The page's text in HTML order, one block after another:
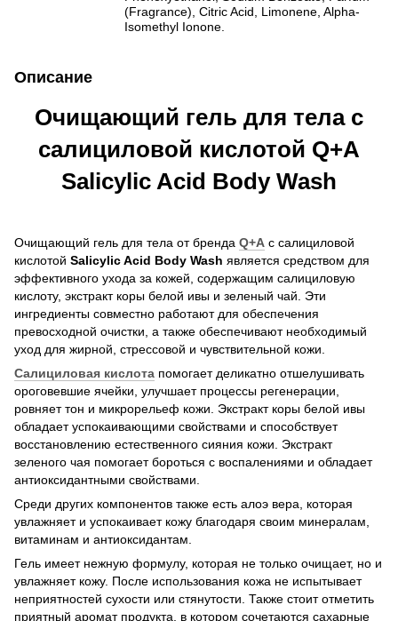
(Fragrance), Citric Acid, Limonene, Alpha-
Isomethyl Ionone.
Описание
Очищающий гель для тела с
салициловой кислотой Q+A
Salicylic Acid Body Wash
Очищающий гель для тела от бренда Q+A с салициловой
кислотой Salicylic Acid Body Wash является средством для
эффективного ухода за кожей, содержащим салициловую
кислоту, экстракт коры белой ивы и зеленый чай. Эти
ингредиенты совместно работают для обеспечения
превосходной очистки, а также обеспечивают необходимый
уход для жирной, стрессовой и чувствительной кожи.
Салициловая кислота помогает деликатно отшелушивать
ороговевшие ячейки, улучшает процессы регенерации,
ровняет тон и микрорельеф кожи. Экстракт коры белой ивы
обладает успокаивающими свойствами и способствует
восстановлению естественного сияния кожи. Экстракт
зеленого чая помогает бороться с воспалениями и обладает
антиоксидантными свойствами.
Среди других компонентов также есть алоэ вера, которая
увлажняет и успокаивает кожу благодаря своим минералам,
витаминам и антиоксидантам.
Гель имеет нежную формулу, которая не только очищает, но и
увлажняет кожу. После использования кожа не испытывает
неприятностей сухости или стянутости. Также стоит отметить
приятный аромат продукта, в котором сочетаются сахарные